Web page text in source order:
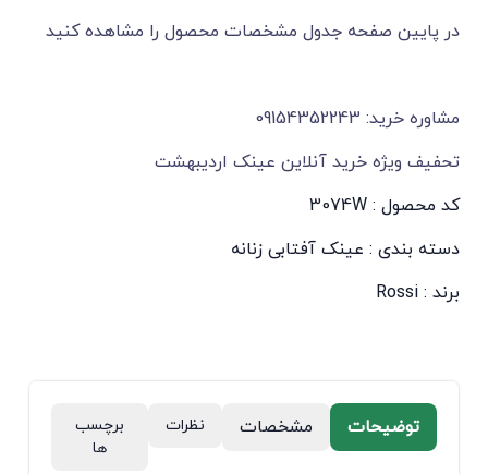
در پایین صفحه جدول مشخصات محصول را مشاهده کنید
مشاوره خرید: 09154352243
تحفیف ویژه خرید آنلاین عینک اردیبهشت
کد محصول : 3074W
دسته بندی : عینک آفتابی زنانه
برند : Rossi
توضیحات مشخصات نظرات
برچسب
ها